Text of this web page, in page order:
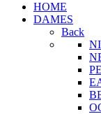
HOME
DAMES
Back